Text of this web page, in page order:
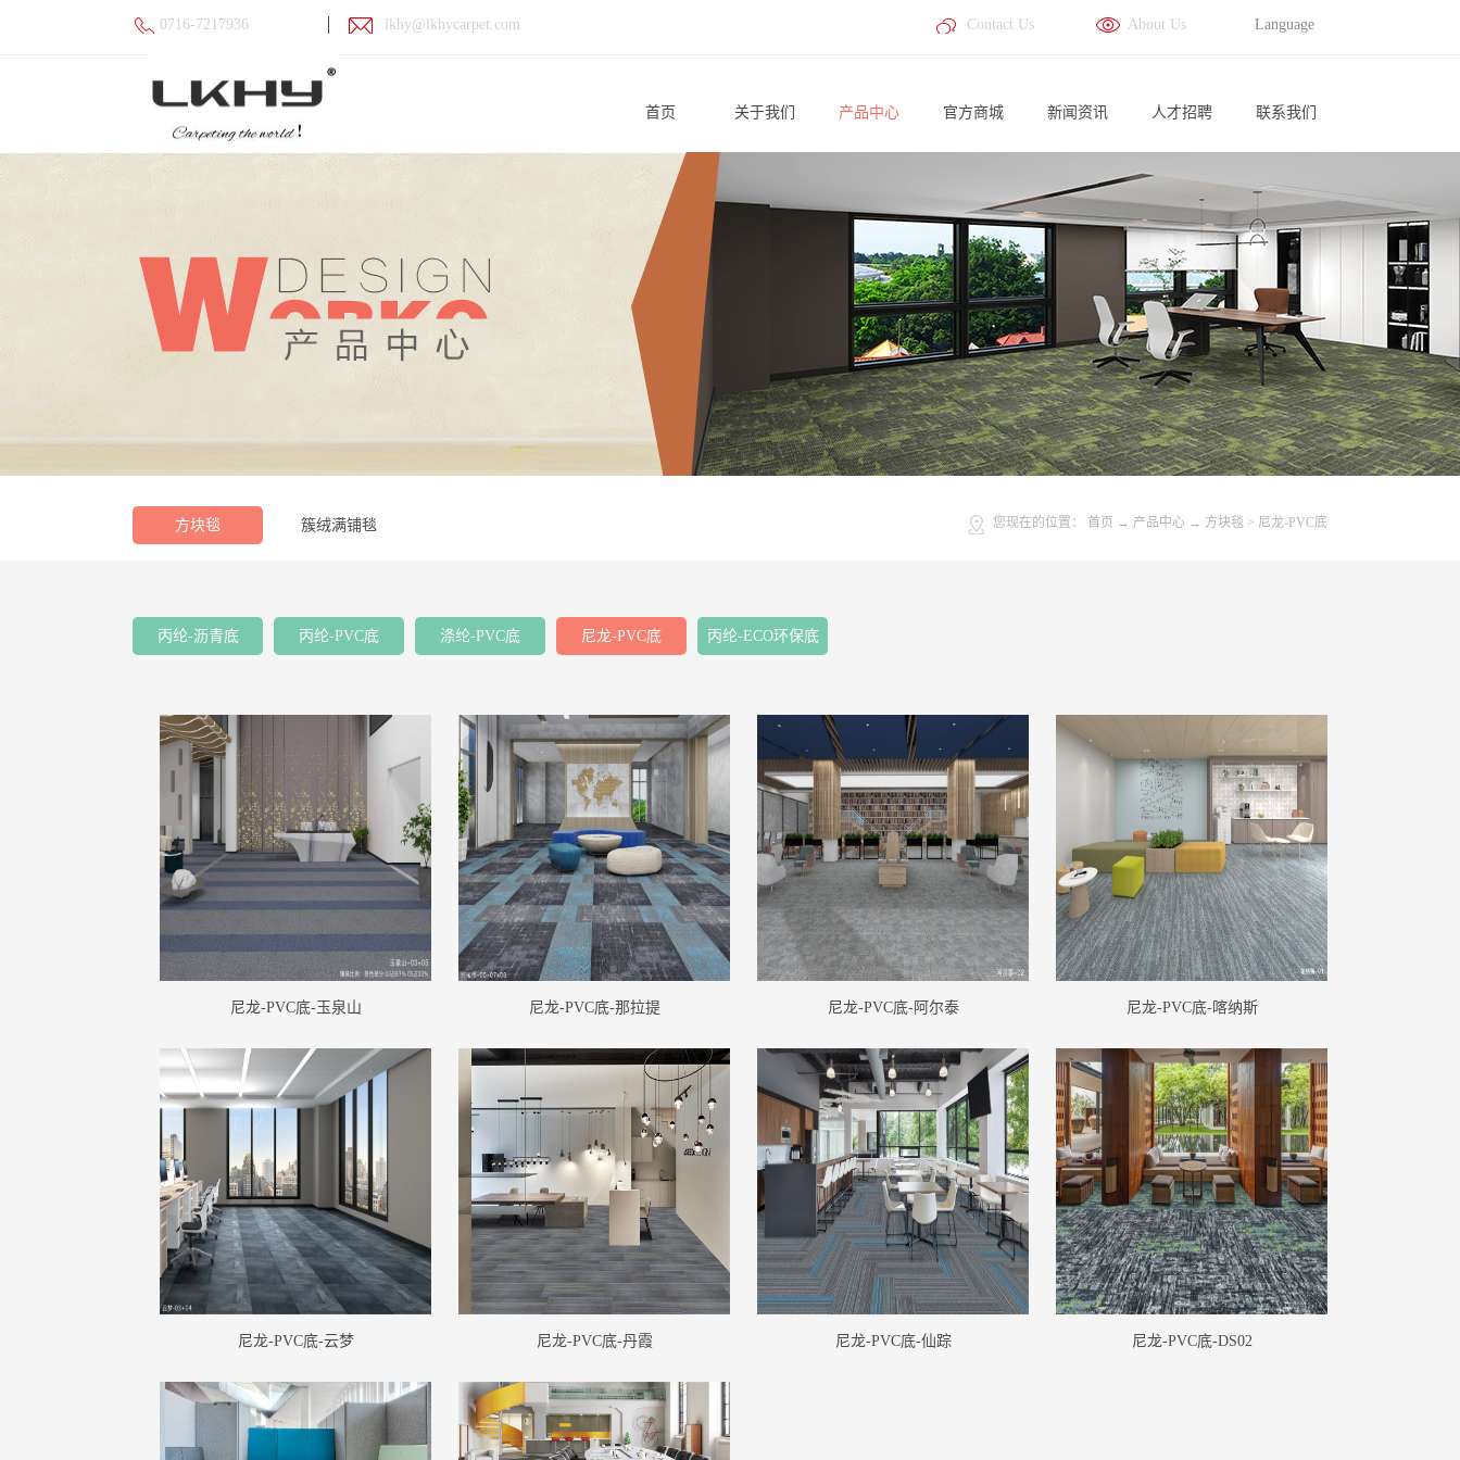
0716-7217936 lkhy@lkhycarpet.com Contact Us About Us Language
首页 关于我们 产品中心 官方商城 新闻资讯 人才招聘 联系我们
方块毯
丙纶-沥青底 丙纶-PVC底 涤纶-PVC底 尼龙-PVC底 丙纶-ECO环保底
簇绒满铺毯 您现在的位置： 首页 → 产品中心 → 方块毯 > 尼龙-PVC底
尼龙-PVC底-玉泉山 尼龙-PVC底-那拉提 尼龙-PVC底-阿尔泰 尼龙-PVC底-喀纳斯
尼龙-PVC底-云梦 尼龙-PVC底-丹霞 尼龙-PVC底-仙踪 尼龙-PVC底-DS02